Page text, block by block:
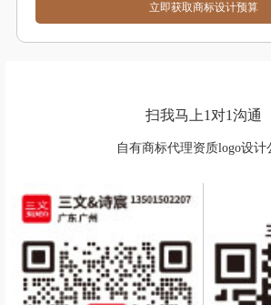
扫我马上1对1沟通
自有商标代理资质logo设计